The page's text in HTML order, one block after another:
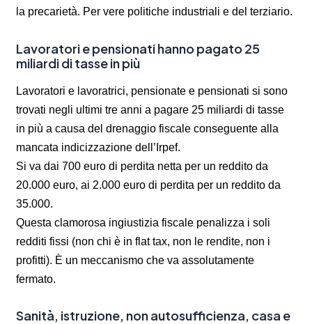
la precarietà. Per vere politiche industriali e del terziario.
Lavoratori e pensionati hanno pagato 25
miliardi di tasse in più
Lavoratori e lavoratrici, pensionate e pensionati si sono
trovati negli ultimi tre anni a pagare 25 miliardi di tasse
in più a causa del drenaggio fiscale conseguente alla
mancata indicizzazione dell’Irpef.
Si va dai 700 euro di perdita netta per un reddito da
20.000 euro, ai 2.000 euro di perdita per un reddito da
35.000.
Questa clamorosa ingiustizia fiscale penalizza i soli
redditi fissi (non chi è in flat tax, non le rendite, non i
profitti). È un meccanismo che va assolutamente
fermato.
Sanità, istruzione, non autosufficienza, casa e